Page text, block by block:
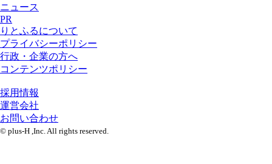
ニュース
PR
りとふるについて
プライバシーポリシー
行政・企業の方へ
コンテンツポリシー
採用情報
運営会社
お問い合わせ
© plus-H ,Inc. All rights reserved.